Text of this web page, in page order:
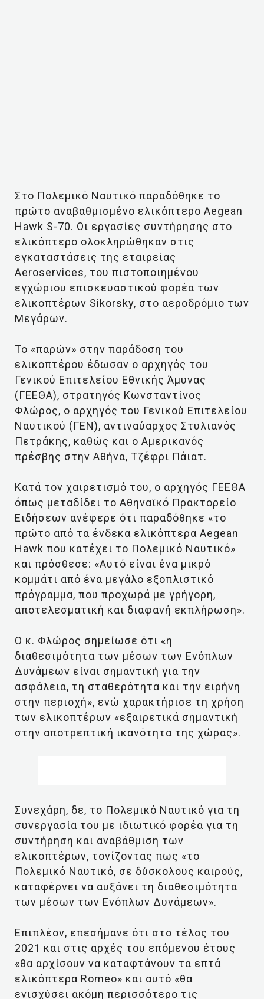
Στο Πολεμικό Ναυτικό παραδόθηκε το
πρώτο αναβαθμισμένο ελικόπτερο Aegean
Hawk S-70. Οι εργασίες συντήρησης στο
ελικόπτερο ολοκληρώθηκαν στις
εγκαταστάσεις της εταιρείας
Aeroservices, του πιστοποιημένου
εγχώριου επισκευαστικού φορέα των
ελικοπτέρων Sikorsky, στο αεροδρόμιο των
Μεγάρων.
Το «παρών» στην παράδοση του
ελικοπτέρου έδωσαν ο αρχηγός του
Γενικού Επιτελείου Εθνικής Άμυνας
(ΓΕΕΘΑ), στρατηγός Κωνσταντίνος
Φλώρος, ο αρχηγός του Γενικού Επιτελείου
Ναυτικού (ΓΕΝ), αντιναύαρχος Στυλιανός
Πετράκης, καθώς και ο Αμερικανός
πρέσβης στην Αθήνα, Τζέφρι Πάιατ.
Κατά τον χαιρετισμό του, ο αρχηγός ΓΕΕΘΑ
όπως μεταδίδει το Αθηναϊκό Πρακτορείο
Ειδήσεων ανέφερε ότι παραδόθηκε «το
πρώτο από τα ένδεκα ελικόπτερα Aegean
Hawk που κατέχει το Πολεμικό Ναυτικό»
και πρόσθεσε: «Αυτό είναι ένα μικρό
κομμάτι από ένα μεγάλο εξοπλιστικό
πρόγραμμα, που προχωρά με γρήγορη,
αποτελεσματική και διαφανή εκπλήρωση».
Ο κ. Φλώρος σημείωσε ότι «η
διαθεσιμότητα των μέσων των Ενόπλων
Δυνάμεων είναι σημαντική για την
ασφάλεια, τη σταθερότητα και την ειρήνη
στην περιοχή», ενώ χαρακτήρισε τη χρήση
των ελικοπτέρων «εξαιρετικά σημαντική
στην αποτρεπτική ικανότητα της χώρας».
Συνεχάρη, δε, το Πολεμικό Ναυτικό για τη
συνεργασία του με ιδιωτικό φορέα για τη
συντήρηση και αναβάθμιση των
ελικοπτέρων, τονίζοντας πως «το
Πολεμικό Ναυτικό, σε δύσκολους καιρούς,
καταφέρνει να αυξάνει τη διαθεσιμότητα
των μέσων των Ενόπλων Δυνάμεων».
Επιπλέον, επεσήμανε ότι στο τέλος του
2021 και στις αρχές του επόμενου έτους
«θα αρχίσουν να καταφτάνουν τα επτά
ελικόπτερα Romeo» και αυτό «θα
ενισχύσει ακόμη περισσότερο τις